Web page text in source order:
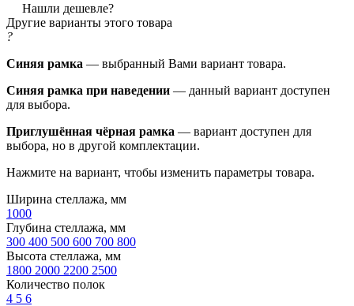
Нашли дешевле?
Другие варианты этого товара
?
Синяя рамка — выбранный Вами вариант товара.
Синяя рамка при наведении — данный вариант доступен
для выбора.
Приглушённая чёрная рамка — вариант доступен для
выбора, но в другой комплектации.
Нажмите на вариант, чтобы изменить параметры товара.
Ширина стеллажа, мм
1000
Глубина стеллажа, мм
300 400 500 600 700 800
Высота стеллажа, мм
1800 2000 2200 2500
Количество полок
4 5 6